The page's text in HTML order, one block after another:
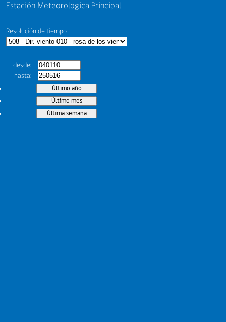
Estación Meteorologica Principal
Resolución de tiempo
desde
hasta